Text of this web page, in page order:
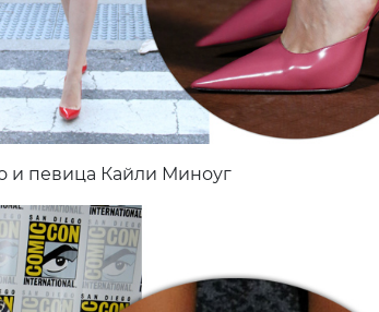
и певица Кайли Миноуг